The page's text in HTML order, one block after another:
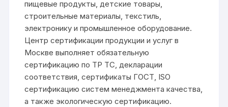
пищевые продукты, детские товары,
строительные материалы, текстиль,
электронику и промышленное оборудование.
Центр сертификации продукции и услуг в
Москве выполняет обязательную
сертификацию по ТР ТС, декларации
соответствия, сертификаты ГОСТ, ISO
сертификацию систем менеджмента качества,
а также экологическую сертификацию.